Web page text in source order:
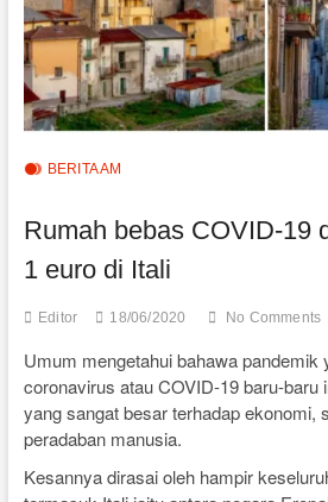
BERITA AM
Rumah bebas COVID-19
1 euro di Itali
Editor 18/06/2020 No Comments
Umum mengetahui bahawa pandemik
coronavirus atau COVID-19 baru-baru
yang sangat besar terhadap ekonomi,
peradaban manusia.
Kesannya dirasai oleh hampir